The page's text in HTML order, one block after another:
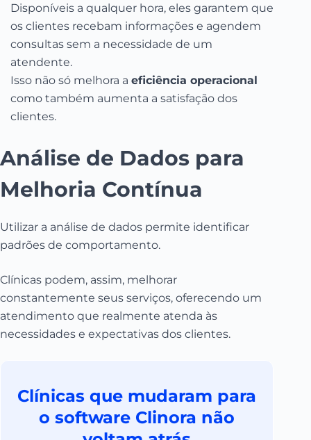
Disponíveis a qualquer hora, eles garantem que
os clientes recebam informações e agendem
consultas sem a necessidade de um
atendente.
Isso não só melhora a eficiência operacional
como também aumenta a satisfação dos
clientes.
Análise de Dados para
Melhoria Contínua
Utilizar a análise de dados permite identificar
padrões de comportamento.
Clínicas podem, assim, melhorar
constantemente seus serviços, oferecendo um
atendimento que realmente atenda às
necessidades e expectativas dos clientes.
Clínicas que mudaram para
o software Clinora não